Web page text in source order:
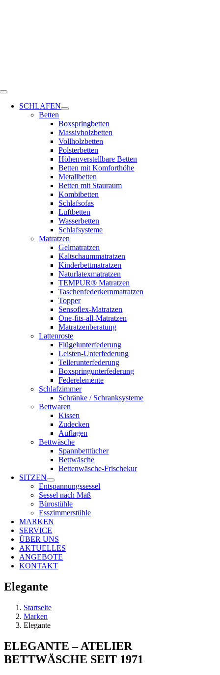
Toggle
NavigationSCHLAFEN
Betten
Boxspringbetten
Massivholzbetten
Vollholzbetten
Polsterbetten
Höhenverstellbare Betten
Betten mit Komforthöhe
Metallbetten
Betten mit Stauraum
Kombibetten
Schlafsofas
Luftbetten
Wasserbetten
Schlafsysteme
Matratzen
Gelmatratzen
Kaltschaummatratzen
Kinderbettmatratzen
Naturlatexmatratzen
TEMPUR® Matratzen
Taschenfederkernmatratzen
Topper
Sensoflex-Matratzen
One-fits-all-Matratzen
Matratzenberatung
Lattenroste
Flügelunterfederung
Leisten-Unterfederung
Tellerunterfederung
Boxspringunterfederung
Federelemente
Schlafzimmer
Schränke / Schranksysteme
Bettwaren
Kissen
Zudecken
Auflagen
Bettwäsche
Spannbetttücher
Bettwäsche
Bettenwäsche-Frischekur
SITZEN
Entspannungssessel
Sessel nach Maß
Bürostühle
Esszimmerstühle
MARKEN
SERVICE
ÜBER UNS
AKTUELLES
ANGEBOTE
KONTAKT
Elegante
Startseite
Marken
Elegante
ELEGANTE – ATELIER
BETTWÄSCHE SEIT 1971